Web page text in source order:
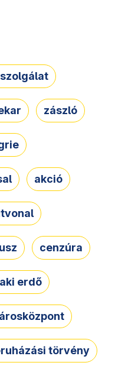
zászló
akció
cenzúra
erdő
törvény